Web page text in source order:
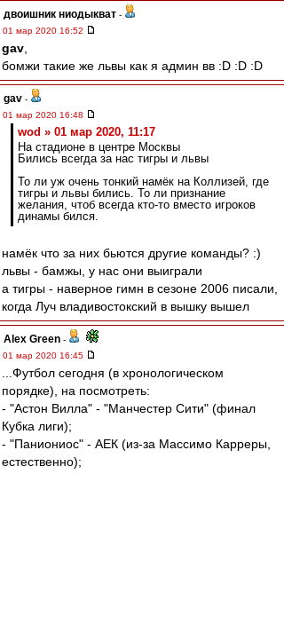
двоишник ниодыкват -
01 мар 2020 16:52
gav
бомжи такие же львы как я админ вв :D :D :D
gav -
01 мар 2020 16:48
wod » 01 мар 2020, 11:17
На стадионе в центре Москвы
Бились всегда за нас тигры и львы
То ли уж очень тонкий намёк на Коллизей, где
тигры и львы бились. То ли признание
желания, чтоб всегда кто-то вместо игроков
динамы бился.
намёк что за них бьются другие команды? :)
львы - бамжы, у нас они выиграли
а тигры - наверное гимн в сезоне 2006 писали,
когда Луч владивостокский в вышку вышел
Alex Green -
01 мар 2020 16:45
...Футбол сегодня (в хронологическом
порядке), на посмотреть:
- "Астон Вилла" - "Манчестер Сити" (финал
Кубка лиги);
- "Паниониос" - АЕК (из-за Массимо Карреры,
естественно);